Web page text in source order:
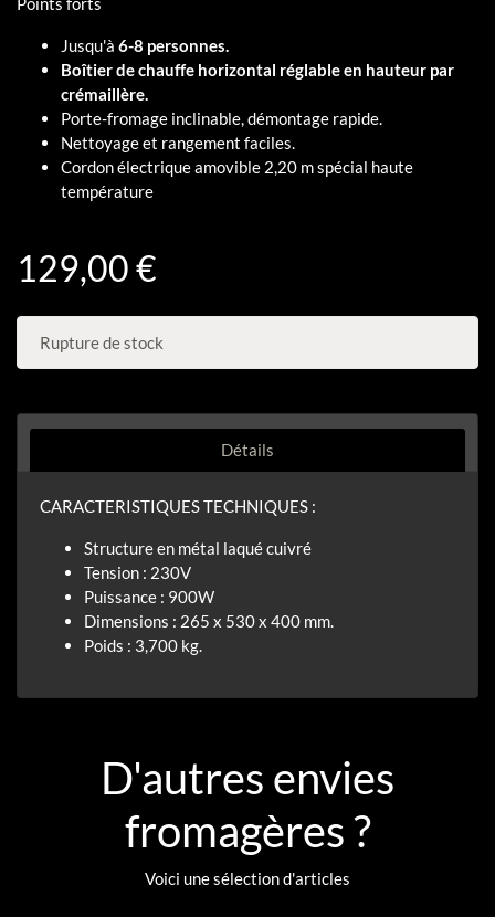
Jusqu'à 6-8 personnes.
Boîtier de chauffe horizontal réglable en hauteur par
crémaillère.
Porte-fromage inclinable, démontage rapide.
Nettoyage et rangement faciles.
Cordon électrique amovible 2,20 m spécial haute
température
129,00 €
Rupture de stock
Détails
CARACTERISTIQUES TECHNIQUES :
Structure en métal laqué cuivré
Tension : 230V
Puissance : 900W
Dimensions : 265 x 530 x 400 mm.
Poids : 3,700 kg.
D'autres envies
fromagères ?
Voici une sélection d'articles